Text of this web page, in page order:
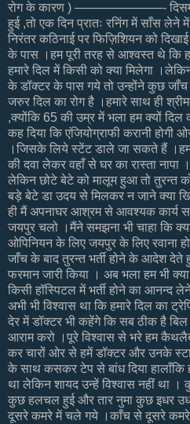
रोग के कारण ) ———————-
हुई ,तो एक दिन प्रातः रनिंग में साँस लेने
निरंतर कठिनाई पर फिज़िशियन को
के पास ।हम पूरी तरह से आश्वस्त थे कि
हमारे दिल में किसी को क्या मिलेगा
के डॉक्टर के पास गये तो उन्होंने कुछ जाँच
जरुर दिल का रोग है ।हमारे साथ ही
,क्योंकि 65 की उम्र में भला हम क्यों
कह दिया कि एंजियोग्राफी करानी
।जिसके लिये स्टेंट डाले जा सकते हैं
की दवा लेकर वहाँ से घर का रास्ता
लेकिन छोटे बेटे को मालूम हुआ तो तुरन्त
बड़े बेटे डा उदय से मिलकर न जाने क्या
ही मैं अपनाघर आश्रम से आवश्यक कार्य
जयपुर चलो ।मैंने समझना भी चाहा कि
ओपिनियन के लिए जयपुर के लिए रवाना
जाँच के बाद तुरन्त भर्ती होने के आदेश देते
फरमान जारी किया । अब भला हम भी
किसी हॉस्पिटल में भर्ती होने का आनन्द
अभी भी विश्वास था कि हमारे दिल का
देर में डॉक्टर भी कहेंगे कि सब ठीक है
आराम करो ।पूरे विश्वास से भरे हम
कर चारों ओर से हमें डॉक्टर और उनके
के साथ कसकर टेप से बांध दिया हालाँकि
था लेकिन शायद उन्हें विश्वास नहीं था ।
कुछ हलचल हुई और तार नुमा कुछ इधर
दूसरे कमरे में चले गये ।काँच से दूसरे कमरे